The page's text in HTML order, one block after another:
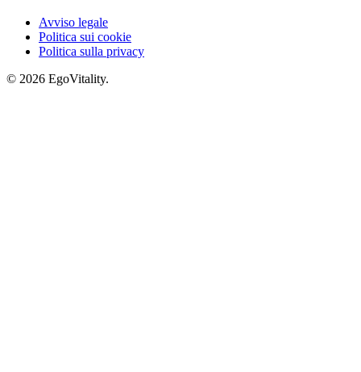
Avviso legale
Politica sui cookie
Politica sulla privacy
© 2026 EgoVitality.